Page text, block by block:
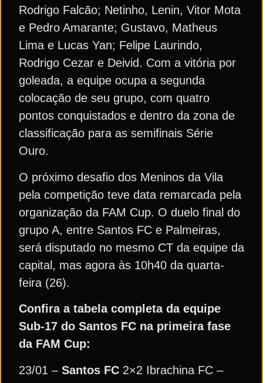
Rodrigo Falcão; Netinho, Lenin, Vitor Mota
e Pedro Amarante; Gustavo, Matheus
Lima e Lucas Yan; Felipe Laurindo,
Rodrigo Cezar e Deivid. Com a vitória por
goleada, a equipe ocupa a segunda
colocação de seu grupo, com quatro
pontos conquistados e dentro da zona de
classificação para as semifinais Série
Ouro.
O próximo desafio dos Meninos da Vila
pela competição teve data remarcada pela
organização da FAM Cup. O duelo final do
grupo A, entre Santos FC e Palmeiras,
será disputado no mesmo CT da equipe da
capital, mas agora às 10h40 da quarta-
feira (26).
Confira a tabela completa da equipe
Sub-17 do Santos FC na primeira fase
da FAM Cup:
23/01 – Santos FC 2×2 Ibrachina FC –